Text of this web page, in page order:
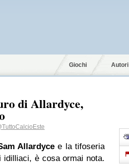
Giochi Autori
di Allardyce,
Allardycee la tifoseria
idilliaci, è cosa ormai nota.